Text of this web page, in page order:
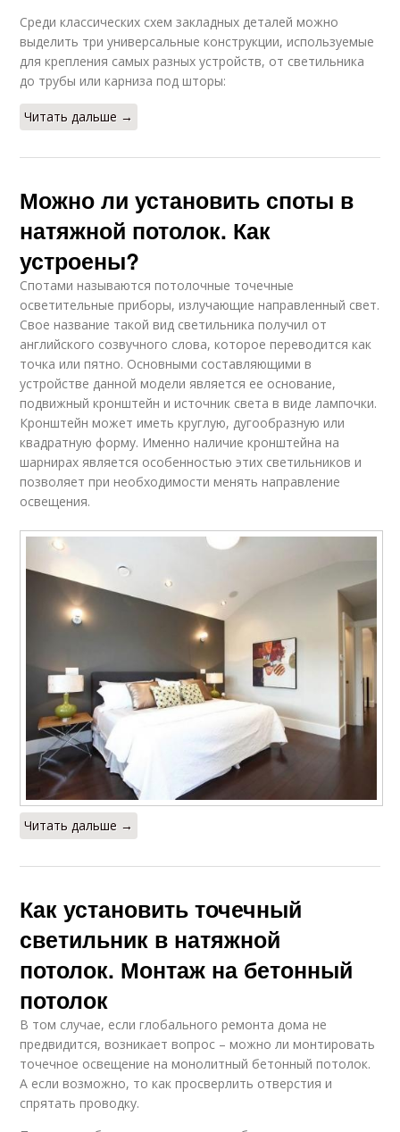
Среди классических схем закладных деталей можно
выделить три универсальные конструкции, используемые
для крепления самых разных устройств, от светильника
до трубы или карниза под шторы:
Читать дальше →
Можно ли установить споты в
натяжной потолок. Как
устроены?
Спотами называются потолочные точечные
осветительные приборы, излучающие направленный свет.
Свое название такой вид светильника получил от
английского созвучного слова, которое переводится как
точка или пятно. Основными составляющими в
устройстве данной модели является ее основание,
подвижный кронштейн и источник света в виде лампочки.
Кронштейн может иметь круглую, дугообразную или
квадратную форму. Именно наличие кронштейна на
шарнирах является особенностью этих светильников и
позволяет при необходимости менять направление
освещения.
Читать дальше →
Как установить точечный
светильник в натяжной
потолок. Монтаж на бетонный
потолок
В том случае, если глобального ремонта дома не
предвидится, возникает вопрос – можно ли монтировать
точечное освещение на монолитный бетонный потолок.
А если возможно, то как просверлить отверстия и
спрятать проводку.